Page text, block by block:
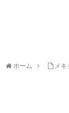
ホーム メ